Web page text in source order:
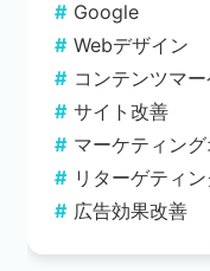
Google
Webデザイン
コンテンツマ
サイト改善
マーケティン
リターゲティ
広告効果改善